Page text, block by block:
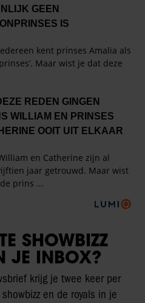
SHOWBIZZ
JE INBOX?
krijg je twee keer per
en de royals in je